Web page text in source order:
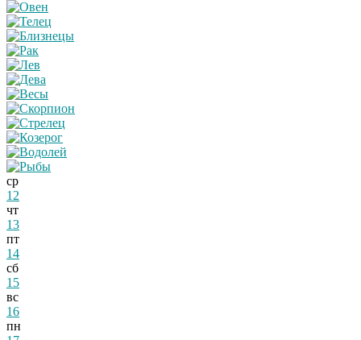
ср
12
чт
13
пт
14
сб
15
вс
16
пн